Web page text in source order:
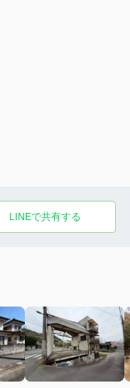
LINEで共有する